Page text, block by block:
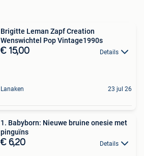
Brigitte Leman Zapf Creation
Wenswichtel Pop Vintage1990s
€ 15,00 Details
Lanaken 23 jul 26
1. Babyborn: Nieuwe bruine onesie met
pinguïns
€ 6,20 Details